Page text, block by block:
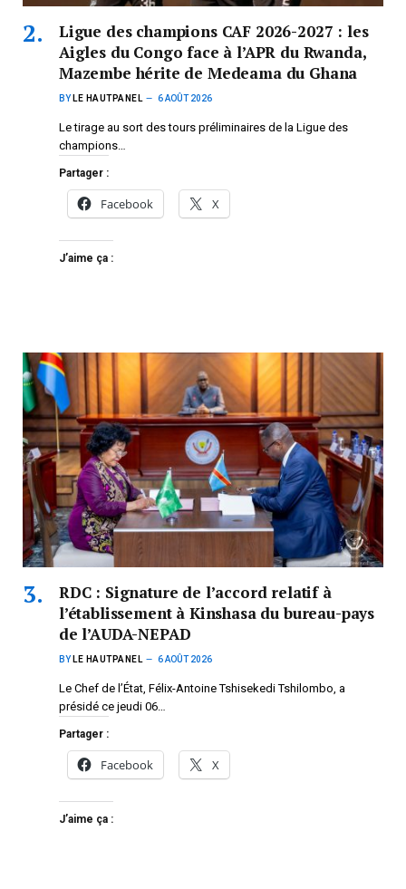
Ligue des champions CAF 2026-2027 : les
Aigles du Congo face à l’APR du Rwanda,
Mazembe hérite de Medeama du Ghana
BY LE HAUTPANEL 6 AOÛT 2026
Le tirage au sort des tours préliminaires de la Ligue des
champions…
Partager :
Facebook X
J’aime ça :
RDC : Signature de l’accord relatif à
l’établissement à Kinshasa du bureau-pays
de l’AUDA-NEPAD
BY LE HAUTPANEL 6 AOÛT 2026
Le Chef de l’État, Félix-Antoine Tshisekedi Tshilombo, a
présidé ce jeudi 06…
Partager :
Facebook X
J’aime ça :